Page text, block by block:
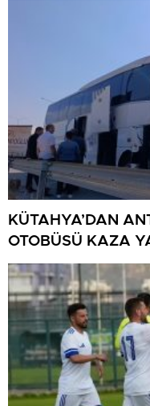
KÜTAHYA’DAN
OTOBÜSÜ KAZA